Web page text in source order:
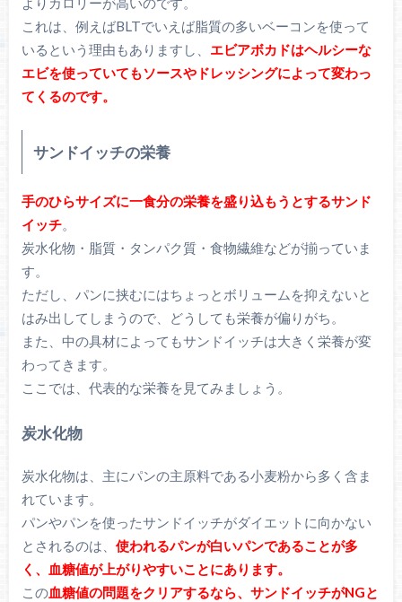
これは、例えばBLTでいえば脂質の多いベーコンを使って
いるという理由もありますし、 エビアボカドはヘルシーな
エビを使っていてもソースやドレッシングによって変わっ
てくるのです。
サンドイッチの栄養
手のひらサイズに一食分の栄養を盛り込もうとするサンド
イッチ。
炭水化物・脂質・タンパク質・食物繊維などが揃っていま
す。
ただし、パンに挟むにはちょっとボリュームを抑えないと
はみ出してしまうので、どうしても栄養が偏りがち。
また、中の具材によってもサンドイッチは大きく栄養が変
わってきます。
ここでは、代表的な栄養を見てみましょう。
炭水化物
炭水化物は、主にパンの主原料である小麦粉から多く含ま
れています。
パンやパンを使ったサンドイッチがダイエットに向かない
とされるのは、 使われるパンが白いパンであることが多
く、血糖値が上がりやすいことにあります。
この血糖値の問題をクリアするなら、サンドイッチがNGと